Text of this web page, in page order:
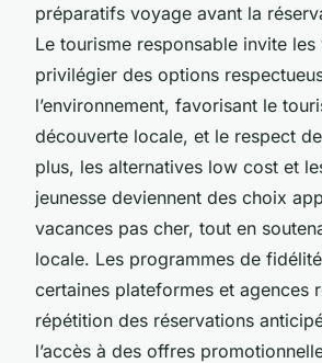
préparatifs voyage avant la
Le tourisme responsable invite les
privilégier des options
l’environnement, favorisant le
découverte locale, et le respect
plus, les alternatives low cost et
jeunesse deviennent des choix
vacances pas cher, tout en
locale. Les programmes de
certaines plateformes et agences
répétition des réservations
l’accès à des offres